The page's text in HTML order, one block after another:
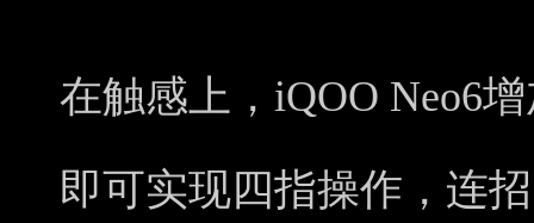
在触感上，iQOO Neo6
即可实现四指操作，连